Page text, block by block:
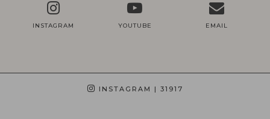
INSTAGRAM YOUTUBE EMAIL
INSTAGRAM | 31917